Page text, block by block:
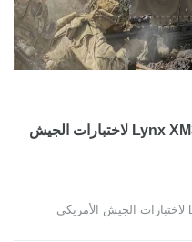
American Rheinmetall تجهز Lynx XM30 لاختبارات الجيش